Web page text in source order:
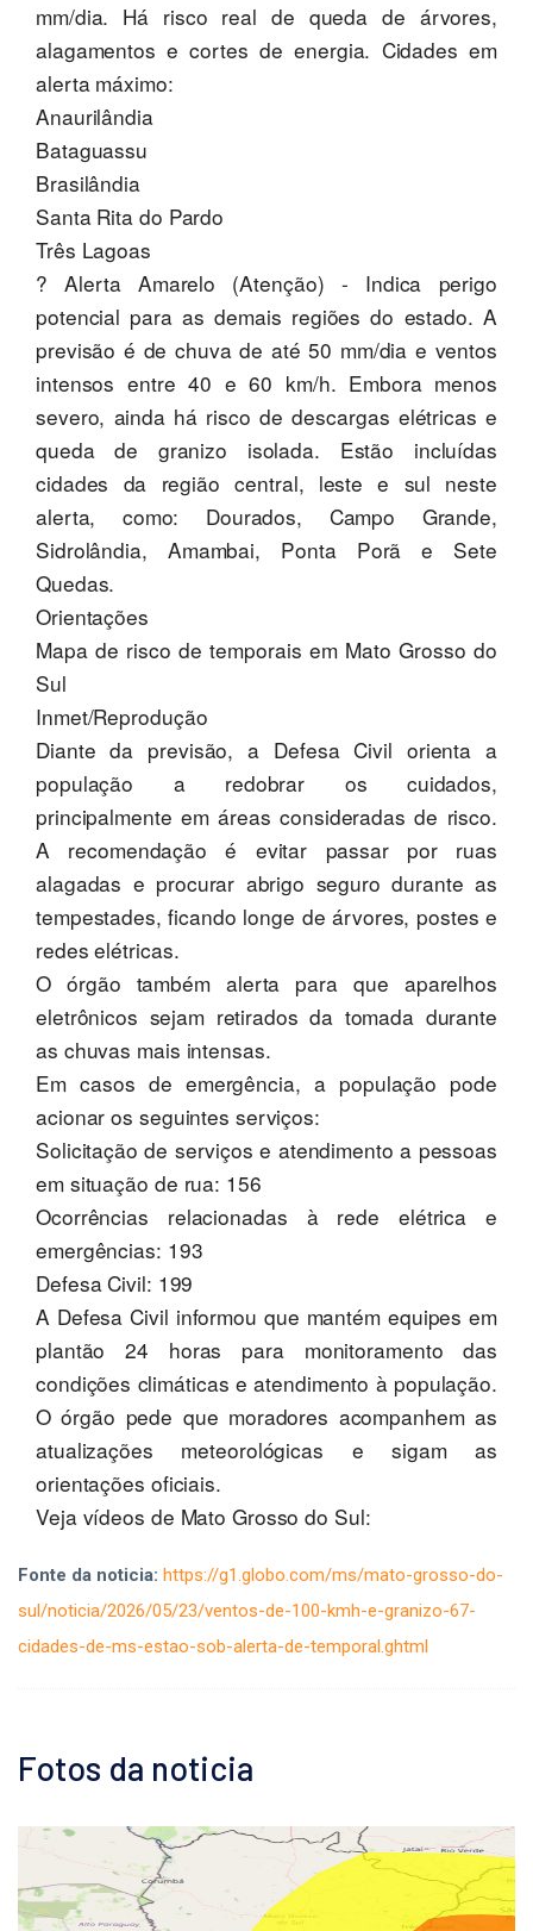
mm/dia. Há risco real de queda de árvores,
alagamentos e cortes de energia. Cidades em
alerta máximo:
Anaurilândia
Bataguassu
Brasilândia
Santa Rita do Pardo
Três Lagoas
? Alerta Amarelo (Atenção) - Indica perigo
potencial para as demais regiões do estado. A
previsão é de chuva de até 50 mm/dia e ventos
intensos entre 40 e 60 km/h. Embora menos
severo, ainda há risco de descargas elétricas e
queda de granizo isolada. Estão incluídas
cidades da região central, leste e sul neste
alerta, como: Dourados, Campo Grande,
Sidrolândia, Amambai, Ponta Porã e Sete
Quedas.
Orientações
Mapa de risco de temporais em Mato Grosso do
Sul
Inmet/Reprodução
Diante da previsão, a Defesa Civil orienta a
população a redobrar os cuidados,
principalmente em áreas consideradas de risco.
A recomendação é evitar passar por ruas
alagadas e procurar abrigo seguro durante as
tempestades, ficando longe de árvores, postes e
redes elétricas.
O órgão também alerta para que aparelhos
eletrônicos sejam retirados da tomada durante
as chuvas mais intensas.
Em casos de emergência, a população pode
acionar os seguintes serviços:
Solicitação de serviços e atendimento a pessoas
em situação de rua: 156
Ocorrências relacionadas à rede elétrica e
emergências: 193
Defesa Civil: 199
A Defesa Civil informou que mantém equipes em
plantão 24 horas para monitoramento das
condições climáticas e atendimento à população.
O órgão pede que moradores acompanhem as
atualizações meteorológicas e sigam as
orientações oficiais.
Veja vídeos de Mato Grosso do Sul:
Fonte da noticia: https://g1.globo.com/ms/mato-grosso-do-
sul/noticia/2026/05/23/ventos-de-100-kmh-e-granizo-67-
cidades-de-ms-estao-sob-alerta-de-temporal.ghtml
Fotos da noticia